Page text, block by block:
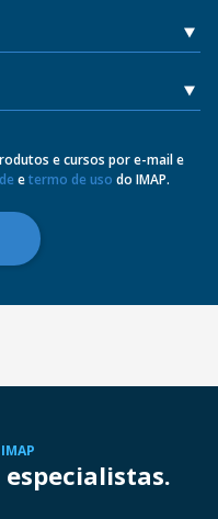
e cursos por e-mail e
etermo de uso do IMAP.
especialistas.